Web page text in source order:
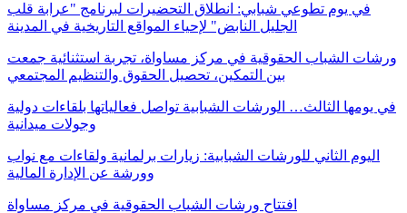
في يوم تطوعي شبابي: انطلاق التحضيرات لبرنامج "عرابة قلب
الجليل النابض" لإحياء المواقع التاريخية في المدينة
ورشات الشباب الحقوقية في مركز مساواة، تجربة استثنائية جمعت
بين التمكين، تحصيل الحقوق والتنظيم المجتمعي
في يومها الثالث… الورشات الشبابية تواصل فعالياتها بلقاءات دولية
وجولات ميدانية
اليوم الثاني للورشات الشبابية: زيارات برلمانية ولقاءات مع نواب
وورشة عن الإدارة المالية
افتتاح ورشات الشباب الحقوقية في مركز مساواة